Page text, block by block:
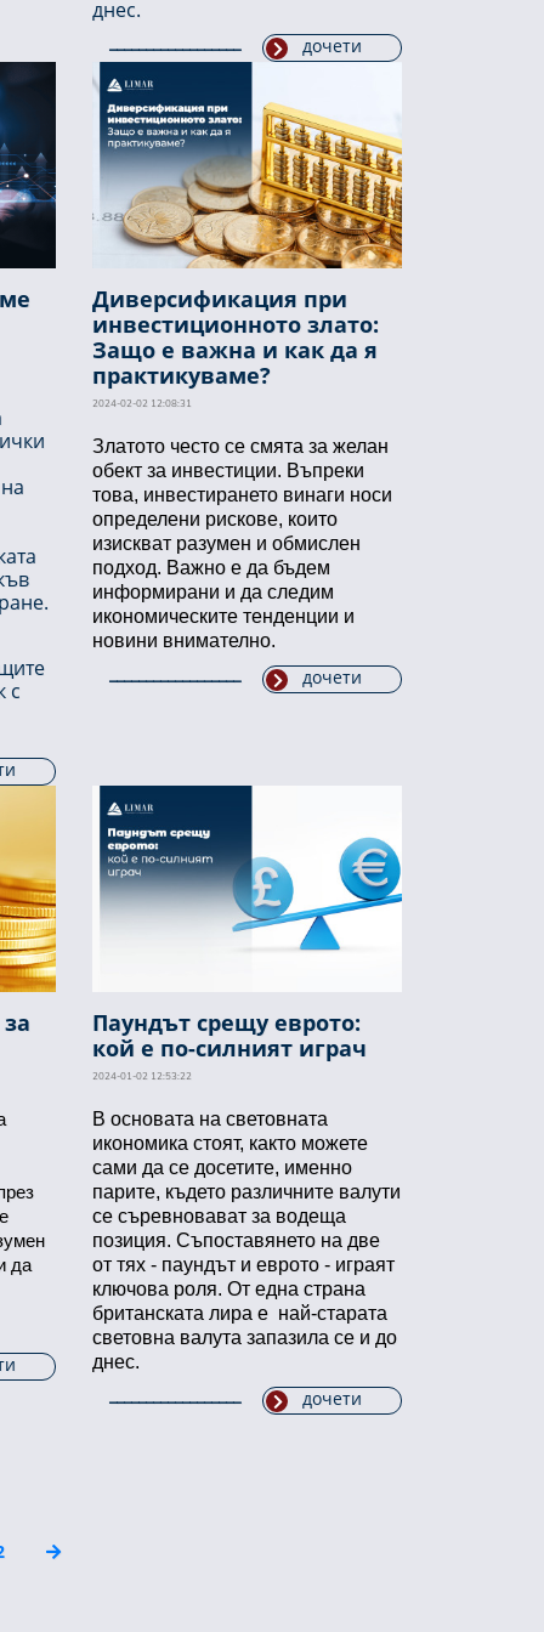
днес.
дочети
.
с
Диверсификация при
инвестиционното злато:
Защо е важна и как да я
практикуваме?
2024-02-02 12:08:31
Златото често се смята за желан
обект за инвестиции. Въпреки
това, инвестирането винаги носи
определени рискове, които
изискват разумен и обмислен
подход. Важно е да бъдем
информирани и да следим
икономическите тенденции и
новини внимателно.
дочети
да
Паундът срещу еврото:
кой е по-силният играч
2024-01-02 12:53:22
В основата на световната
икономика стоят, както можете
сами да се досетите, именно
парите, където различните валути
се съревновават за водеща
позиция. Съпоставянето на две
от тях - паундът и еврото - играят
ключова роля. От една страна
британската лира е най-старата
световна валута запазила се и до
днес.
дочети